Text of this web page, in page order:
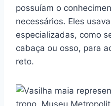
possuíam o
necessários. Eles
especializadas, como
cabaça ou osso, para
reto.